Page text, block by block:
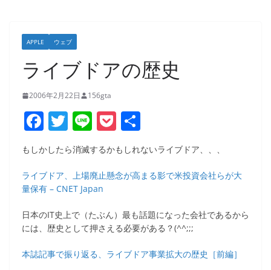
APPLE ウェブ
ライブドアの歴史
2006年2月22日 156gta
F
a
c
e
b
o
o
k
T
w
itt
er
Li
n
e
P
o
ck
et
有
もしかしたら消滅するかもしれないライブドア、、、
ライブドア、上場廃止懸念が高まる影で米投資会社らが大
量保有 – CNET Japan
日本のIT史上で（たぶん）最も話題になった会社であるから
には、歴史として押さえる必要がある？(^^;;;
本誌記事で振り返る、ライブドア事業拡大の歴史［前編］